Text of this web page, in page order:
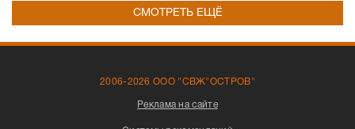
СМОТРЕТЬ ЕЩЁ
2006-2026 ООО "СВЖ"ОСТРОВ"
Реклама на сайте